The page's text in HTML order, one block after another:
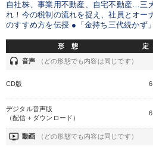
自社株、事業用不動産、自宅不動産…三
れ！今の税制の流れを捉え、社員とオー
のすすめ方を伝授 ●「金持ち三代続かず
形 態 定
headset 音声 （どの形態でも内容は同じです）
CD版
デジタル音声版
（配信＋ダウンロード）
ondemand_video 動画 （どの形態でも内容は同じです）